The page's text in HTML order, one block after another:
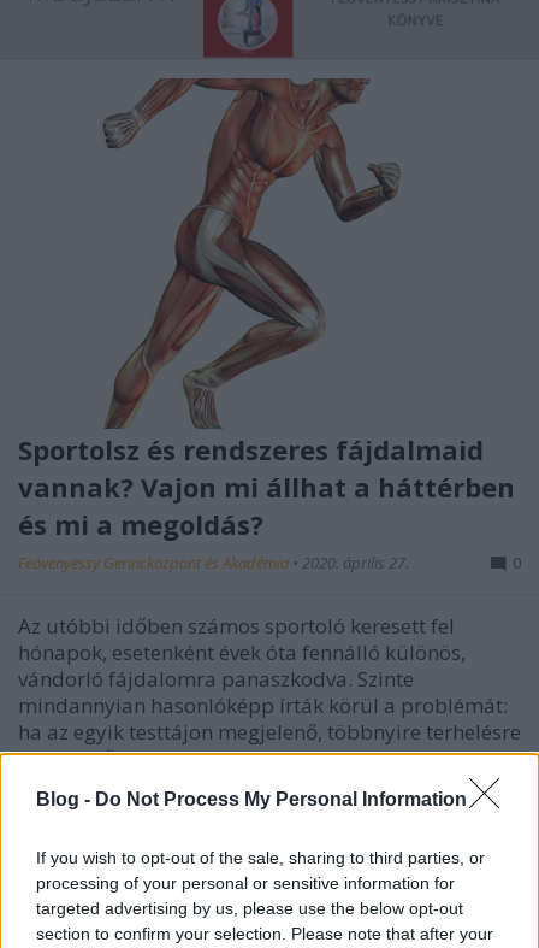
Blog - Do Not Process My Personal Information
If you wish to opt-out of the sale, sharing to third parties, or
processing of your personal or sensitive information for
targeted advertising by us, please use the below opt-out
section to confirm your selection. Please note that after your
Sportolsz és rendszeres fájdalmaid
vannak? Vajon mi állhat a háttérben
és mi a megoldás?
Feövenyessy Gerincközpont és Akadémia • 2020. április 27. 0
Az utóbbi időben számos sportoló keresett fel
hónapok, esetenként évek óta fennálló különös,
vándorló fájdalomra panaszkodva. Szinte
mindannyian hasonlóképp írták körül a problémát:
ha az egyik testtájon megjelenő, többnyire terhelésre
jelentkező, a lágyrészeket (azaz az izmokat és a
kötőszöveti…